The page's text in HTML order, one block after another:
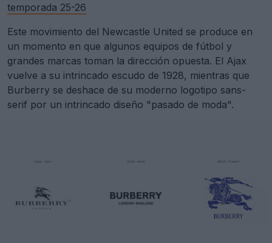
temporada 25-26
Este movimiento del Newcastle United se produce en
un momento en que algunos equipos de fútbol y
grandes marcas toman la dirección opuesta. El Ajax
vuelve a su intrincado escudo de 1928, mientras que
Burberry se deshace de su moderno logotipo sans-
serif por un intrincado diseño "pasado de moda".